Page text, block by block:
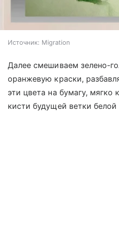
Источник: Migration
Далее смешиваем зелено-
оранжевую краски,
эти цвета на бумагу, мягко
кисти будущей ветки белой